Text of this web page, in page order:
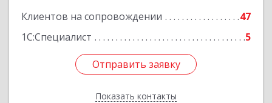
Клиентов на сопровождении
47
1С:Специалист
5
Отправить заявку
Показать контакты
Отправить заявку
Назад